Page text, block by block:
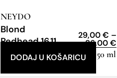
NEYDO
Blond
Redhead 16.11
29,00€ –
86,00€
Eau de Parfum 12ml, 50 ml
DODAJ U KOŠARICU